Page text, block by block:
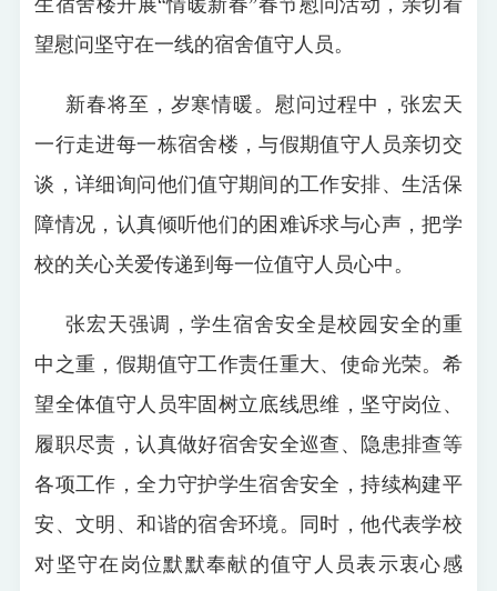
望慰问坚守在一线的宿舍值守人员。
新春将至，岁寒情暖。慰问过程中，张宏天
一行走进每一栋宿舍楼，与假期值守人员亲切交
谈，详细询问他们值守期间的工作安排、生活保
障情况，认真倾听他们的困难诉求与心声，把学
校的关心关爱传递到每一位值守人员心中。
张宏天强调，学生宿舍安全是校园安全的重
中之重，假期值守工作责任重大、使命光荣。希
望全体值守人员牢固树立底线思维，坚守岗位、
履职尽责，认真做好宿舍安全巡查、隐患排查等
各项工作，全力守护学生宿舍安全，持续构建平
安、文明、和谐的宿舍环境。同时，他代表学校
对坚守在岗位默默奉献的值守人员表示衷心感